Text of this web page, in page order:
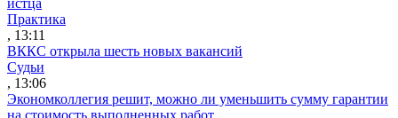
Практика
, 13:11
ВККС открыла шесть новых вакансий
Судьи
, 13:06
Экономколлегия решит, можно ли уменьшить сумму гарантии
на стоимость выполненных работ